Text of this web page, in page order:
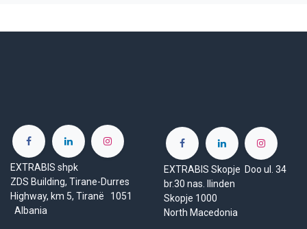
EXTRABIS shpk
ZDS Building, Tirane-Durres
Highway, km 5, Tiranë 1051
Albania
EXTRABIS Skopje Doo ul. 34
br.30 nas. Ilinden
Skopje 1000
North Macedonia